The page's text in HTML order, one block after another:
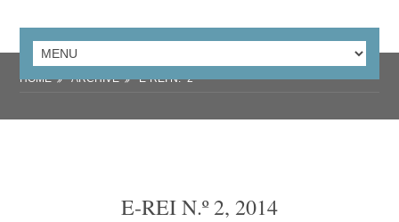
HOME ARCHIVE E-REI N.º 2
E-REI N.º 2, 2014